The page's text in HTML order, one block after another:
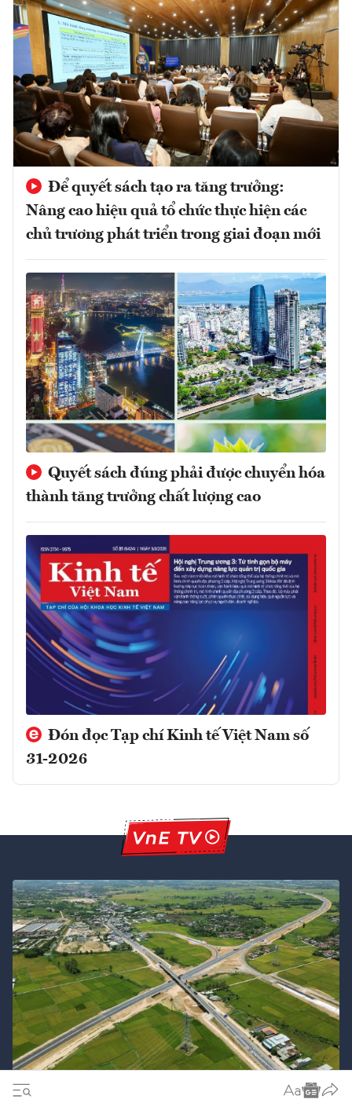
Để quyết sách tạo ra tăng trưởng:
Nâng cao hiệu quả tổ chức thực hiện các
chủ trương phát triển trong giai đoạn mới
Quyết sách đúng phải được chuyển hóa
thành tăng trưởng chất lượng cao
Đón đọc Tạp chí Kinh tế Việt Nam số
31-2026
Điểm nhấn kỳ họp Quốc hội không